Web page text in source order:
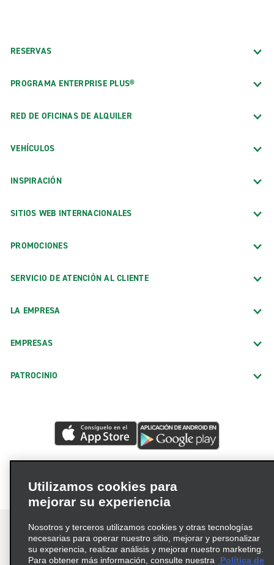
RESERVAS
PROGRAMA ENTERPRISE PLUS®
RED DE OFICINAS DE ALQUILER
VEHÍCULOS
INSPIRACIÓN
SITIOS WEB INTERNACIONALES
PROMOCIONES
SERVICIO DE ATENCIÓN AL CLIENTE
LA EMPRESA
EMPRESAS
PATROCINIO
Utilizamos cookies para
mejorar su experiencia
Nosotros y terceros utilizamos cookies y otras tecnologías
necesarias para operar nuestro sitio, mejorar y personalizar
su experiencia, realizar análisis y mejorar nuestro marketing.
Para obtener más información, consulte nuestra
Política de